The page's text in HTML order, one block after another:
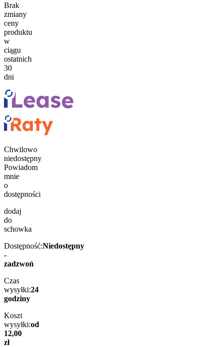
Brak
zmiany
ceny
produktu
w
ciągu
ostatnich
30
dni
Chwilowo
niedostępny
Powiadom
mnie
o
dostępności
dodaj
do
schowka
Dostępność:Niedostępny
-
zadzwoń
Czas
wysyłki:24
godziny
Koszt
wysyłki:od
12,00
zł